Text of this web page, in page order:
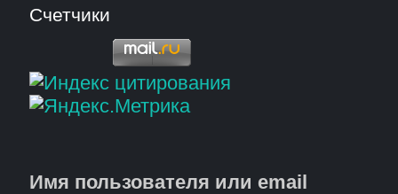
Счетчики
Имя пользователя или email